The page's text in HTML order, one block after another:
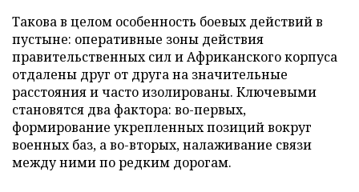
Такова в целом особенность боевых действий в
пустыне: оперативные зоны действия
правительственных сил и Африканского корпуса
отдалены друг от друга на значительные
расстояния и часто изолированы. Ключевыми
становятся два фактора: во-первых,
формирование укрепленных позиций вокруг
военных баз, а во-вторых, налаживание связи
между ними по редким дорогам.